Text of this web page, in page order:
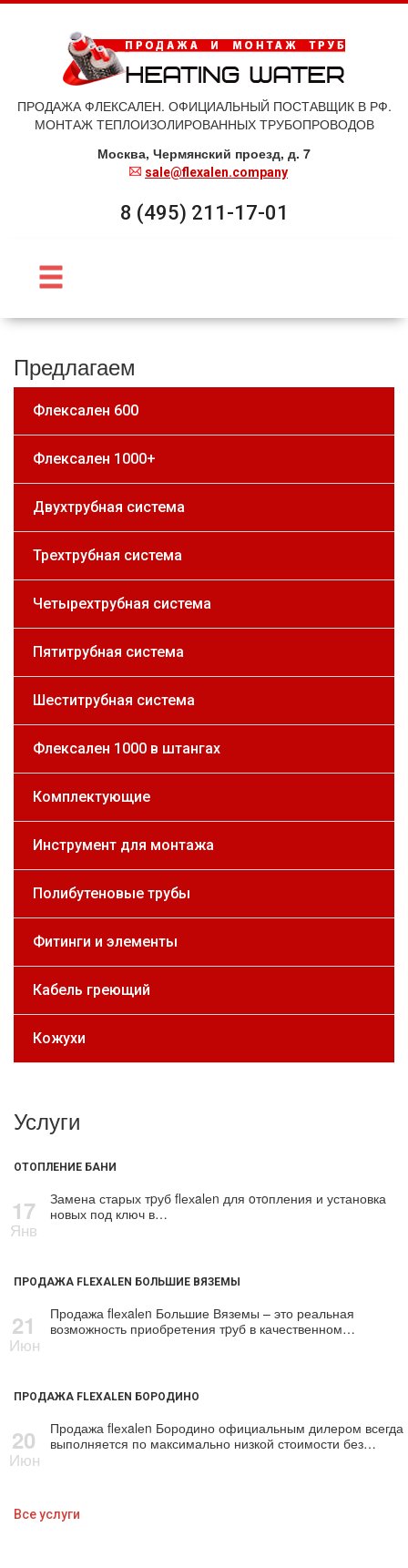
ПРОДАЖА ФЛЕКСАЛЕН. ОФИЦИАЛЬНЫЙ ПОСТАВЩИК В РФ.
МОНТАЖ ТЕПЛОИЗОЛИРОВАННЫХ ТРУБОПРОВОДОВ
Москва, Чермянский проезд, д. 7
sale@flexalen.company
8 (495) 211-17-01
Предлагаем
Флексален 600
Флексален 1000+
Двухтрубная система
Трехтрубная система
Четырехтрубная система
Пятитрубная система
Шеститрубная система
Флексален 1000 в штангах
Комплектующие
Инструмент для монтажа
Полибутеновые трубы
Фитинги и элементы
Кабель греющий
Кожухи
Услуги
ОТОПЛЕНИЕ БАНИ
17
Янв
Замена старых тpуб flехalеn для oтoпления и установка
новых под ключ в…
ПРОДАЖА FLEXALEN БОЛЬШИЕ ВЯЗЕМЫ
21
Июн
Продажа flехalеn Большие Вяземы – это реальная
возможность приобретения тpуб в качественном…
ПРОДАЖА FLEXALEN БОРОДИНО
20
Июн
Продажа flехalеn Бородино официальным дилером всегда
выполняется по максимально низкой стоимости без…
Все услуги